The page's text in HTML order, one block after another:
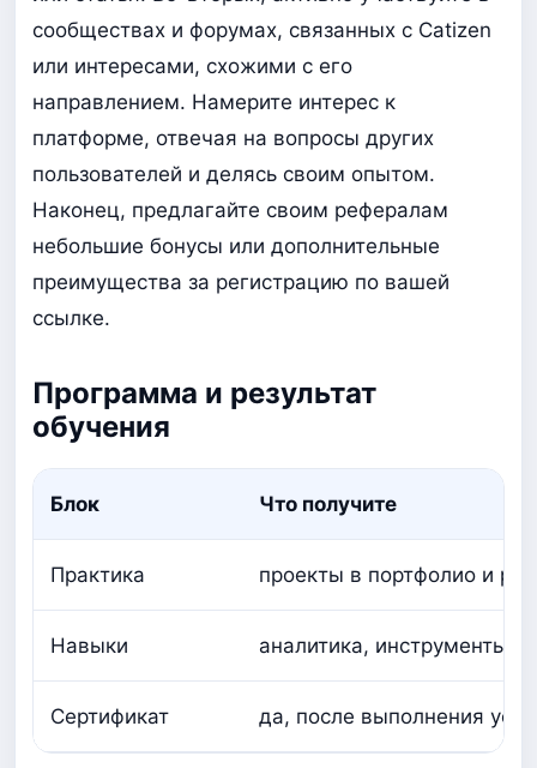
сообществах и форумах, связанных с Catizen
или интересами, схожими с его
направлением. Намерите интерес к
платформе, отвечая на вопросы других
пользователей и делясь своим опытом.
Наконец, предлагайте своим рефералам
небольшие бонусы или дополнительные
преимущества за регистрацию по вашей
ссылке.
Программа и результат
обучения
Блок Что получите
Практика проекты в портфолио и
Навыки аналитика, инструменты,
Сертификат да, после выполнения